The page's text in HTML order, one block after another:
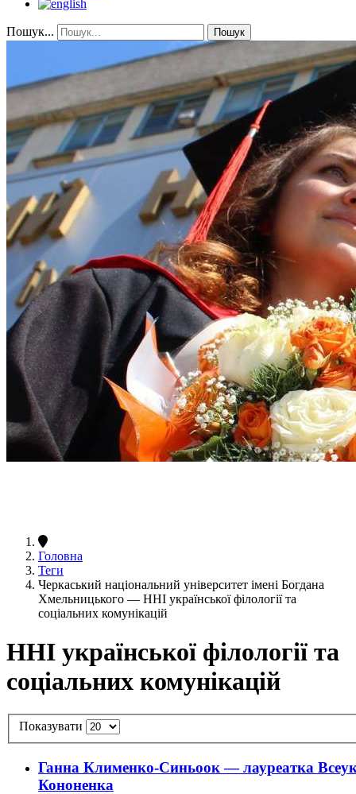
Пошук... Пошук
Головна
Теги
Черкаський національний університет імені Богдана
Хмельницького — ННІ української філології та
соціальних комунікацій
ННІ української філології та
соціальних комунікацій
Показувати
Ганна Клименко-Синьоок — лауреатка
Кононенка